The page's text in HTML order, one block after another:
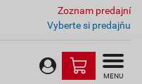
Zoznam predajní
Vyberte si predajňu
MENU